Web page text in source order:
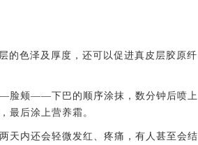
色泽及厚度，还可以促进真皮层胶原纤
颊——下巴的顺序涂抹，数分钟后喷上
最后涂上营养霜。
内还会轻微发红、疼痛，有人甚至会结